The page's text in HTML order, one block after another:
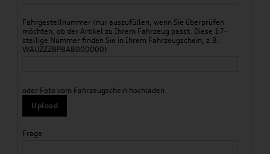
Fahrgestellnummer (nur auszufüllen, wenn Sie überprüfen
möchten, ob der Artikel zu Ihrem Fahrzeug passt. Diese 17-
stellige Nummer finden Sie in Ihrem Fahrzeugschein, z.B.
WAUZZZ8P8AB000000)
oder Foto vom Fahrzeugschein hochladen
Upload
Frage